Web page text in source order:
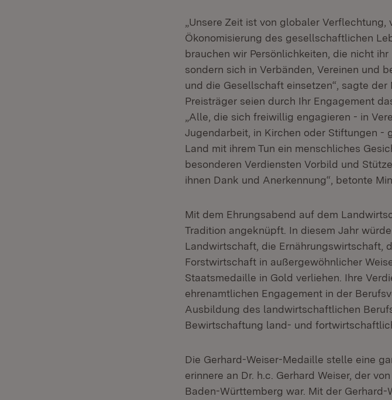
„Unsere Zeit ist von globaler
Ökonomisierung des gesellschaftlichen
brauchen wir Persönlichkeiten, die nicht
sondern sich in Verbänden, Vereinen und
und die Gesellschaft einsetzen“, sagte der
Preisträger seien durch Ihr Engagement
„Alle, die sich freiwillig engagieren - in
Jugendarbeit, in Kirchen oder Stiftungen -
Land mit ihrem Tun ein menschliches
besonderen Verdiensten Vorbild und
ihnen Dank und Anerkennung“, betonte
Mit dem Ehrungsabend auf dem
Tradition angeknüpft. In diesem Jahr
Landwirtschaft, die Ernährungswirtschaft,
Forstwirtschaft in außergewöhnlicher
Staatsmedaille in Gold verliehen. Ihre
ehrenamtlichen Engagement in der
Ausbildung des landwirtschaftlichen
Bewirtschaftung land- und
Die Gerhard-Weiser-Medaille stelle eine
erinnere an Dr. h.c. Gerhard Weiser, der
Baden-Württemberg war. Mit der